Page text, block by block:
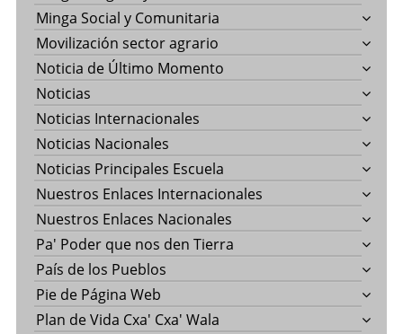
Minga Social y Comunitaria
Movilización sector agrario
Noticia de Último Momento
Noticias
Noticias Internacionales
Noticias Nacionales
Noticias Principales Escuela
Nuestros Enlaces Internacionales
Nuestros Enlaces Nacionales
Pa' Poder que nos den Tierra
País de los Pueblos
Pie de Página Web
Plan de Vida Cxa' Cxa' Wala